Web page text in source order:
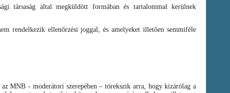
társaság által megküldött formában és tartalommal kerülnek
rendelkezik ellenőrzési joggal, és amelyeket illetően semmiféle
MNB - moderátori szerepében – törekszik arra, hogy kizárólag a